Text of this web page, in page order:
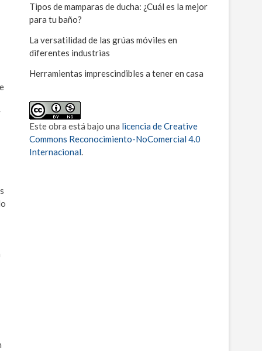
Tipos de mamparas de ducha: ¿Cuál es la mejor
para tu baño?
La versatilidad de las grúas móviles en
diferentes industrias
Herramientas imprescindibles a tener en casa
Este obra está bajo una licencia de Creative
Commons Reconocimiento-NoComercial 4.0
Internacional.